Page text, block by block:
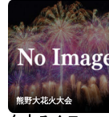
熊野大花火大会